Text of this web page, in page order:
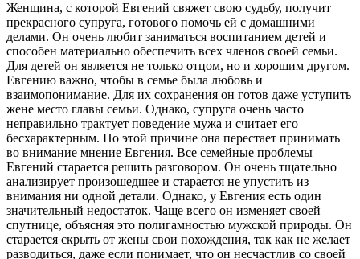
Женщина, с которой Евгений свяжет свою судьбу, получит
прекрасного супруга, готового помочь ей с домашними
делами. Он очень любит заниматься воспитанием детей и
способен материально обеспечить всех членов своей семьи.
Для детей он является не только отцом, но и хорошим другом.
Евгению важно, чтобы в семье была любовь и
взаимопонимание. Для их сохранения он готов даже уступить
жене место главы семьи. Однако, супруга очень часто
неправильно трактует поведение мужа и считает его
бесхарактерным. По этой причине она перестает принимать
во внимание мнение Евгения. Все семейные проблемы
Евгений старается решить разговором. Он очень тщательно
анализирует произошедшее и старается не упустить из
внимания ни одной детали. Однако, у Евгения есть один
значительный недостаток. Чаще всего он изменяет своей
спутнице, объясняя это полигамностью мужской природы. Он
старается скрыть от жены свои похождения, так как не желает
разводиться, даже если понимает, что он несчастлив со своей